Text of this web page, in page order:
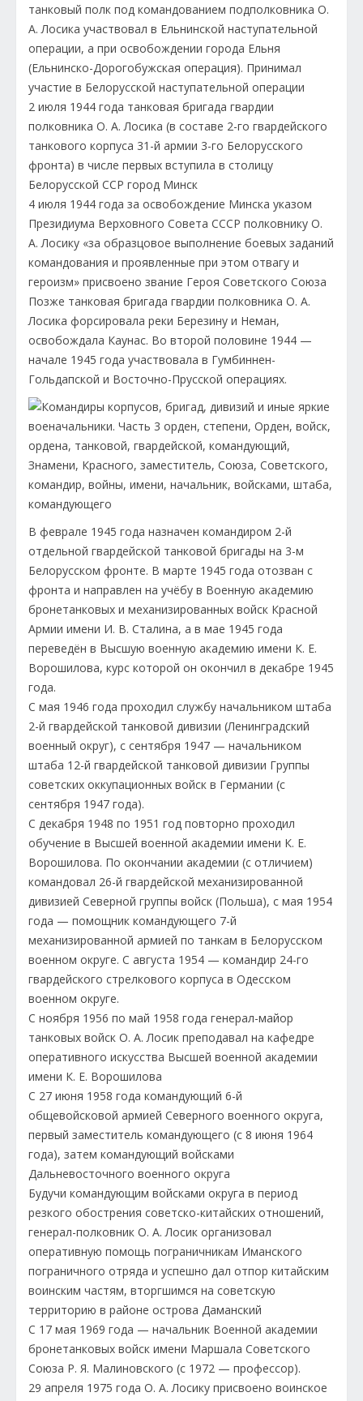
танковый полк под командованием подполковника О.
А. Лосика участвовал в Ельнинской наступательной
операции, а при освобождении города Ельня
(Ельнинско-Дорогобужская операция). Принимал
участие в Белорусской наступательной операции
2 июля 1944 года танковая бригада гвардии
полковника О. А. Лосика (в составе 2-го гвардейского
танкового корпуса 31-й армии 3-го Белорусского
фронта) в числе первых вступила в столицу
Белорусской ССР город Минск
4 июля 1944 года за освобождение Минска указом
Президиума Верховного Совета СССР полковнику О.
А. Лосику «за образцовое выполнение боевых заданий
командования и проявленные при этом отвагу и
героизм» присвоено звание Героя Советского Союза
Позже танковая бригада гвардии полковника О. А.
Лосика форсировала реки Березину и Неман,
освобождала Каунас. Во второй половине 1944 —
начале 1945 года участвовала в Гумбиннен-
Гольдапской и Восточно-Прусской операциях.
В феврале 1945 года назначен командиром 2-й
отдельной гвардейской танковой бригады на 3-м
Белорусском фронте. В марте 1945 года отозван с
фронта и направлен на учёбу в Военную академию
бронетанковых и механизированных войск Красной
Армии имени И. В. Сталина, а в мае 1945 года
переведён в Высшую военную академию имени К. Е.
Ворошилова, курс которой он окончил в декабре 1945
года.
С мая 1946 года проходил службу начальником штаба
2-й гвардейской танковой дивизии (Ленинградский
военный округ), с сентября 1947 — начальником
штаба 12-й гвардейской танковой дивизии Группы
советских оккупационных войск в Германии (с
сентября 1947 года).
С декабря 1948 по 1951 год повторно проходил
обучение в Высшей военной академии имени К. Е.
Ворошилова. По окончании академии (с отличием)
командовал 26-й гвардейской механизированной
дивизией Северной группы войск (Польша), с мая 1954
года — помощник командующего 7-й
механизированной армией по танкам в Белорусском
военном округе. С августа 1954 — командир 24-го
гвардейского стрелкового корпуса в Одесском
военном округе.
С ноября 1956 по май 1958 года генерал-майор
танковых войск О. А. Лосик преподавал на кафедре
оперативного искусства Высшей военной академии
имени К. Е. Ворошилова
С 27 июня 1958 года командующий 6-й
общевойсковой армией Северного военного округа,
первый заместитель командующего (с 8 июня 1964
года), затем командующий войсками
Дальневосточного военного округа
Будучи командующим войсками округа в период
резкого обострения советско-китайских отношений,
генерал-полковник О. А. Лосик организовал
оперативную помощь пограничникам Иманского
пограничного отряда и успешно дал отпор китайским
воинским частям, вторгшимся на советскую
территорию в районе острова Даманский
С 17 мая 1969 года — начальник Военной академии
бронетанковых войск имени Маршала Советского
Союза Р. Я. Малиновского (с 1972 — профессор).
29 апреля 1975 года О. А. Лосику присвоено воинское